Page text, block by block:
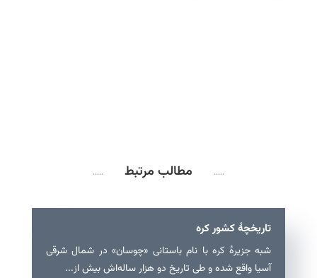
..... مطالب مرتبط .....
تاریخچهٔ کشور کره
شبه جزیرۀ کره با نام باستانی «چوسان» در شمال شرقی
آسیا واقع شده و طی تاریخ دو هزار ساله‌اش بیش از...